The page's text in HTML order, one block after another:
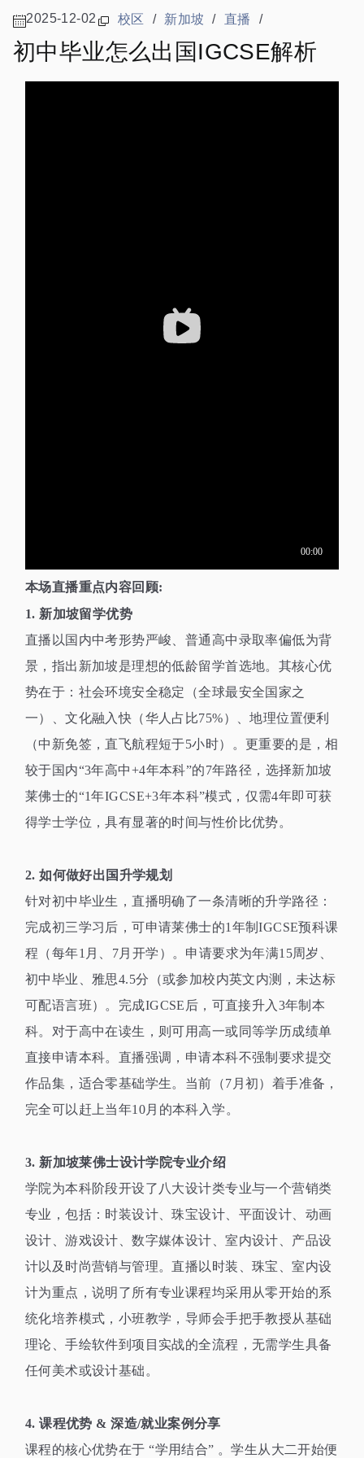
2025-12-02 校区 / 新加坡 / 直播 /
初中毕业怎么出国IGCSE解析
本场直播重点内容回顾:
1. 新加坡留学优势
直播以国内中考形势严峻、普通高中录取率偏低为背
景，指出新加坡是理想的低龄留学首选地。其核心优
势在于：社会环境安全稳定（全球最安全国家之
一）、文化融入快（华人占比75%）、地理位置便利
（中新免签，直飞航程短于5小时）。更重要的是，相
较于国内“3年高中+4年本科”的7年路径，选择新加坡
莱佛士的“1年IGCSE+3年本科”模式，仅需4年即可获
得学士学位，具有显著的时间与性价比优势。
2.如何做好出国升学规划
针对初中毕业生，直播明确了一条清晰的升学路径：
完成初三学习后，可申请莱佛士的1 年制IGCSE预科课
程（每年1 月、 7月开学）。申请要求为年满15周岁、
初中毕业、雅思4.5分（或参加校内英文内测，未达标
可配语言班）。完成IGCSE 后，可直接升入 3年制本
科。对于高中在读生，则可用高一或同等学历成绩单
直接申请本科。直播强调，申请本科不强制要求提交
作品集，适合零基础学生。当前（7 月初）着手准备，
完全可以赶上当年10月的本科入学。
3. 新加坡莱佛士设计学院专业介绍
学院为本科阶段开设了八大设计类专业与一个营销类
专业，包括：时装设计、珠宝设计、平面设计、动画
设计、游戏设计、数字媒体设计、室内设计、产品设
计以及时尚营销与管理。直播以时装、珠宝、室内设
计为重点，说明了所有专业课程均采用从零开始的系
统化培养模式，小班教学，导师会手把手教授从基础
理论、手绘软件到项目实战的全流程，无需学生具备
任何美术或设计基础。
4.课程优势 &深造/就业案例分享
课程的核心优势在于 “学用结合” 。学生从大二开始便